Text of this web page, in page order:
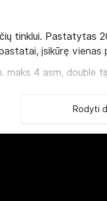
tinklui. Pastatytas
įsikūrę vienas
maks 4 asm, double
internetas, maks.
kv.m. maks 3 asm.
Rodyti